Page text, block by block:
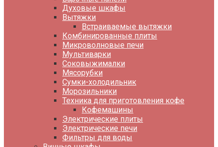
Духовые шкафы
Вытяжки
Встраиваемые вытяжки
Комбинированные плиты
Микроволновые печи
Мультиварки
Соковыжималки
Мясорубки
Сумки-холодильник
Морозильники
Техника для приготовления кофе
Кофемашины
Электрические плиты
Электрические печи
Фильтры для воды